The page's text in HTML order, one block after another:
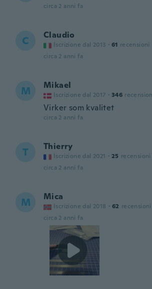
circa 2 anni fa
C Claudio
Iscrizione dal 2013 · 61 recensioni
circa 2 anni fa
M Mikael
Iscrizione dal 2017 · 346
Virker som kvalitet
circa 2 anni fa
T Thierry
Iscrizione dal 2021 · 25 recensioni
circa 2 anni fa
M Mica
Iscrizione dal 2018 · 62 recensioni
circa 2 anni fa